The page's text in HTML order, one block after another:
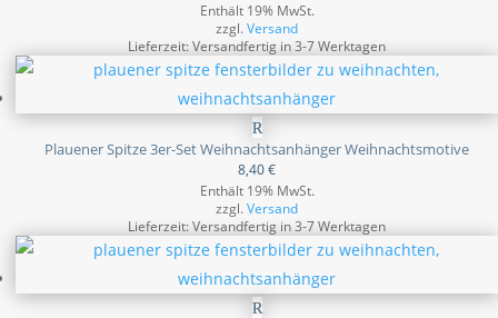
Enthält 19% MwSt.
zzgl.Versand
Lieferzeit: Versandfertig in 3-7 Werktagen
Plauener Spitze 3er-Set Weihnachtsanhänger Weihnachtsmotive
8,40€
Enthält 19% MwSt.
zzgl.Versand
Lieferzeit: Versandfertig in 3-7 Werktagen